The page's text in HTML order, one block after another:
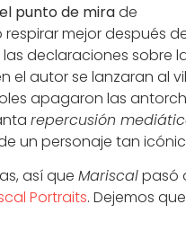
el punto de mirade
mejor después
declaraciones sobre
el autor se lanzaran al
apagaron las
repercusión
un personaje tan
así que Mariscalpasó
Portraits. Dejemos